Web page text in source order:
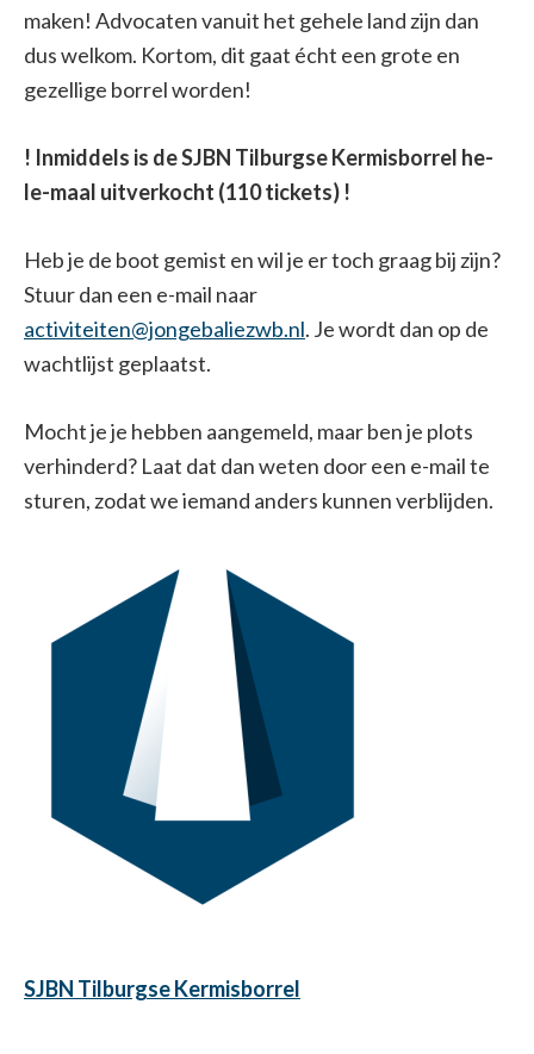
maken! Advocaten vanuit het gehele land zijn dan
dus welkom. Kortom, dit gaat écht een grote en
gezellige borrel worden!
! Inmiddels is de SJBN Tilburgse Kermisborrel he-
le-maal uitverkocht (110 tickets) !
Heb je de boot gemist en wil je er toch graag bij zijn?
Stuur dan een e-mail naar
activiteiten@jongebaliezwb.nl. Je wordt dan op de
wachtlijst geplaatst.
Mocht je je hebben aangemeld, maar ben je plots
verhinderd? Laat dat dan weten door een e-mail te
sturen, zodat we iemand anders kunnen verblijden.
SJBN Tilburgse Kermisborrel